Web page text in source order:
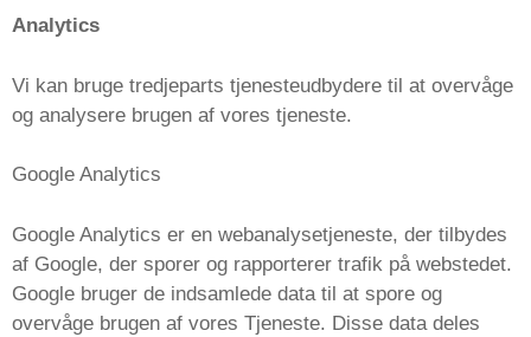
Analytics
Vi kan bruge tredjeparts tjenesteudbydere til at overvåge
og analysere brugen af ​​vores tjeneste.
Google Analytics
Google Analytics er en webanalysetjeneste, der tilbydes
af Google, der sporer og rapporterer trafik på webstedet.
Google bruger de indsamlede data til at spore og
overvåge brugen af ​​vores Tjeneste. Disse data deles